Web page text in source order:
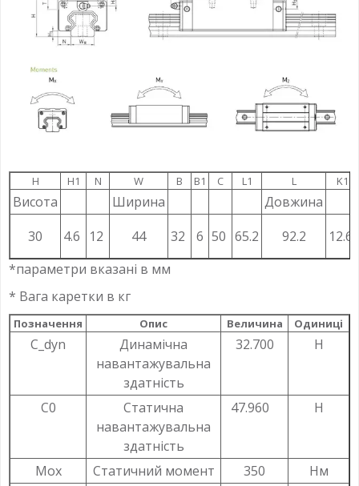
H H1 N W B B1 C L1 L K1
Висота Ширина
Довжина
30
4.6 12 44 32 6 50 65.2 92.2
12.6
*параметри вказані в мм
* Вага каретки в кг
Позначення Опис Величина Одиниці
C_dyn
Динамічна
навантажувальна
здатність
32.700 Н
C0
Статична
навантажувальна
здатність
47.960 Н
Mox Статичний момент 350
Нм